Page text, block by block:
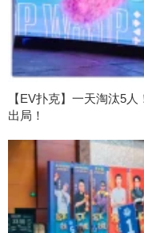
【EV扑克】一天淘汰5
出局！